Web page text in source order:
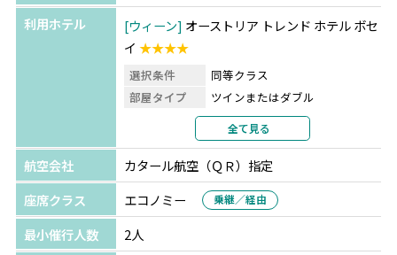
利用ホテル
ウィーン オーストリア トレンド ホテル ボセ
イ ★★★★
選択条件
同等クラス
部屋タイプ
ツインまたはダブル
2名1室利用
部屋カテゴリ
指定なし
パリ ibis Styles Paris Hippodrome de
Vincennes
★★
選択条件
同等クラス
部屋タイプ
全て見る
航空会社
カタール航空（ＱＲ）指定
座席クラス
エコノミー 乗継／経由
最小催行人数
2人